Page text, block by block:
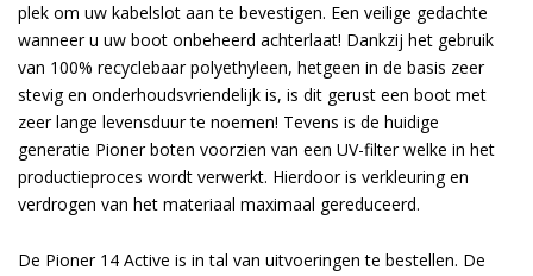
plek om uw kabelslot aan te bevestigen. Een veilige gedachte
wanneer u uw boot onbeheerd achterlaat! Dankzij het gebruik
van 100% recyclebaar polyethyleen, hetgeen in de basis zeer
stevig en onderhoudsvriendelijk is, is dit gerust een boot met
zeer lange levensduur te noemen! Tevens is de huidige
generatie Pioner boten voorzien van een UV-filter welke in het
productieproces wordt verwerkt. Hierdoor is verkleuring en
verdrogen van het materiaal maximaal gereduceerd.
De Pioner 14 Active is in tal van uitvoeringen te bestellen. De